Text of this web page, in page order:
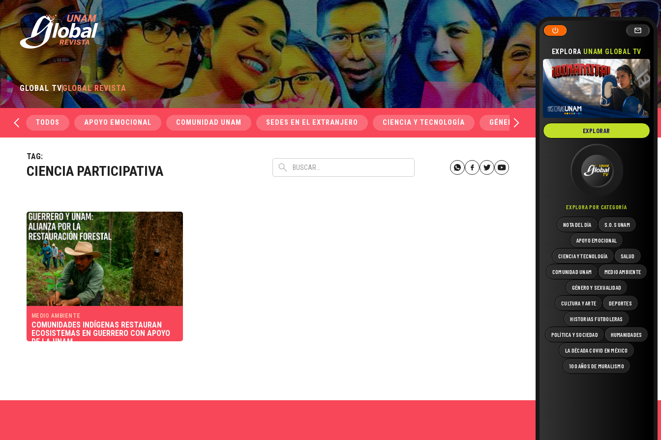
EXPLORA UNAM GLOBAL TV
EXPLORAR
EXPLORA POR CATEGORÍA
NOTA DEL DÍA S.O.S UNAM
APOYO EMOCIONAL
CIENCIA Y TECNOLOGÍA SALUD
COMUNIDAD UNAM MEDIO AMBIENTE
GÉNERO Y SEXUALIDAD
CULTURA Y ARTE DEPORTES
HISTORIAS FUTBOLERAS
POLÍTICA Y SOCIEDAD HUMANIDADES
LA DÉCADA COVID EN MÉXICO
100 AÑOS DE MURALISMO
GLOBAL TVGLOBAL REVISTA
TODOS APOYO EMOCIONAL COMUNIDAD UNAM SEDES EN EL EXTRANJERO CIENCIA Y TECNOLOGÍA GÉNERO Y SEXUALIDAD SALUD
TAG:
CIENCIA PARTICIPATIVA
MEDIO AMBIENTE
COMUNIDADES INDÍGENAS RESTAURAN
ECOSISTEMAS EN GUERRERO CON APOYO
DE LA UNAM